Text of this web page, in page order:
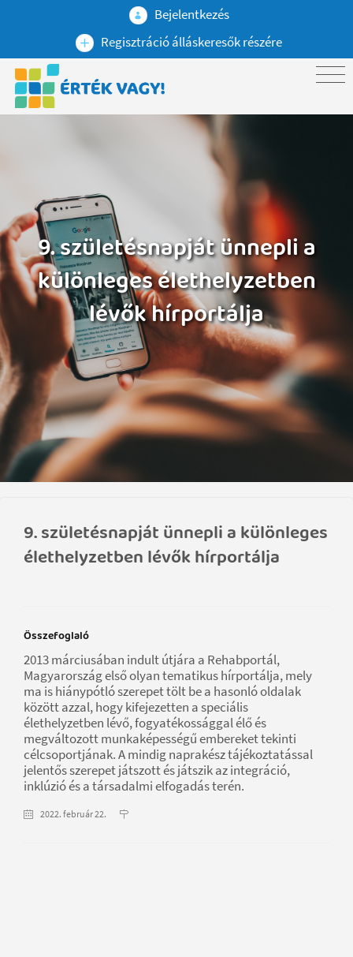
Bejelentkezés
Regisztráció álláskeresők részére
9. születésnapját ünnepli a
különleges élethelyzetben
lévők hírportálja
9. születésnapját ünnepli a különleges
élethelyzetben lévők hírportálja
Összefoglaló
2013 márciusában indult útjára a Rehabportál,
Magyarország első olyan tematikus hírportálja, mely
ma is hiánypótló szerepet tölt be a hasonló oldalak
között azzal, hogy kifejezetten a speciális
élethelyzetben lévő, fogyatékossággal élő és
megváltozott munkaképességű embereket tekinti
célcsoportjának. A mindig naprakész tájékoztatással
jelentős szerepet játszott és játszik az integráció,
inklúzió és a társadalmi elfogadás terén.
2022. február 22.